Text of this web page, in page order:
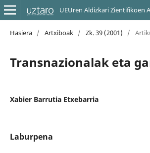
UEUren Aldizkari Zientifikoen
Hasiera / Artxiboak / Zk. 39 (2001) /
Transnazionalak eta
Xabier Barrutia Etxebarria
Laburpena